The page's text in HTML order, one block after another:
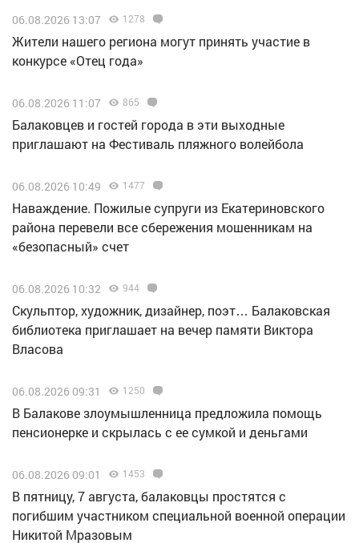
06.08.2026 13:07 1278
Жители нашего региона могут принять участие в
конкурсе «Отец года»
06.08.2026 11:07 865
Балаковцев и гостей города в эти выходные
приглашают на Фестиваль пляжного волейбола
06.08.2026 10:49 1477
Наваждение. Пожилые супруги из Екатериновского
района перевели все сбережения мошенникам на
«безопасный» счет
06.08.2026 10:32 944
Скульптор, художник, дизайнер, поэт… Балаковская
библиотека приглашает на вечер памяти Виктора
Власова
06.08.2026 09:31 1250
В Балакове злоумышленница предложила помощь
пенсионерке и скрылась с ее сумкой и деньгами
06.08.2026 09:01 1453
В пятницу, 7 августа, балаковцы простятся с
погибшим участником специальной военной операции
Никитой Мразовым